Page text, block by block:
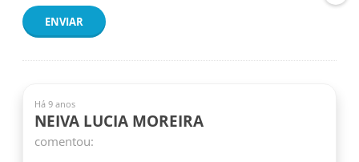
ENVIAR
Há 9 anos
NEIVA LUCIA MOREIRA
comentou: